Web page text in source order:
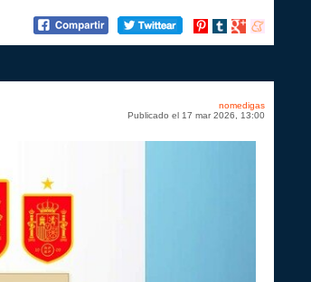
Compartir
Compartir
Compartir
Compartir
nomedigas
Publicado el 17 mar 2026, 13:00